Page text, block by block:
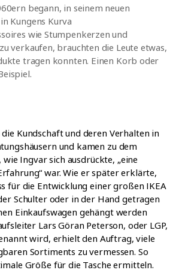
begann, in seinem neuen
Kungens Kurva
wie Stumpenkerzen und
verkaufen, brauchten die Leute etwas,
tragen konnten. Einen Korb oder
Kundschaft und deren Verhalten in
und kamen zu dem
wie Ingvar sich ausdrückte, „eine
war. Wie er später erklärte,
für die Entwicklung einer großen IKEA
Schulter oder in der Hand getragen
Einkaufswagen gehängt werden
Lars Göran Peterson, oder LGP,
wird, erhielt den Auftrag, viele
Sortiments zu vermessen. So
Größe für die Tasche ermitteln.